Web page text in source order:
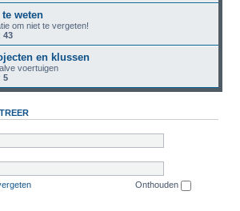
weten
om niet te vergeten!
43
en klussen
voertuigen
5
Onthouden